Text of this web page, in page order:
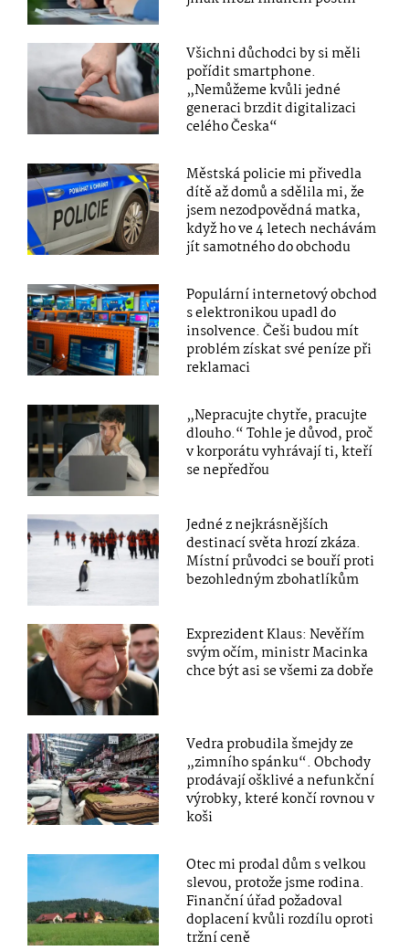
Všichni důchodci by si měli
pořídit smartphone.
„Nemůžeme kvůli jedné
generaci brzdit digitalizaci
celého Česka“
Městská policie mi přivedla
dítě až domů a sdělila mi, že
jsem nezodpovědná matka,
když ho ve 4 letech nechávám
jít samotného do obchodu
Populární internetový obchod
s elektronikou upadl do
insolvence. Češi budou mít
problém získat své peníze při
reklamaci
„Nepracujte chytře, pracujte
dlouho.“ Tohle je důvod, proč
v korporátu vyhrávají ti, kteří
se nepředřou
Jedné z nejkrásnějších
destinací světa hrozí zkáza.
Místní průvodci se bouří proti
bezohledným zbohatlíkům
Exprezident Klaus: Nevěřím
svým očím, ministr Macinka
chce být asi se všemi za dobře
Vedra probudila šmejdy ze
„zimního spánku“. Obchody
prodávají ošklivé a nefunkční
výrobky, které končí rovnou v
koši
Otec mi prodal dům s velkou
slevou, protože jsme rodina.
Finanční úřad požadoval
doplacení kvůli rozdílu oproti
tržní ceně